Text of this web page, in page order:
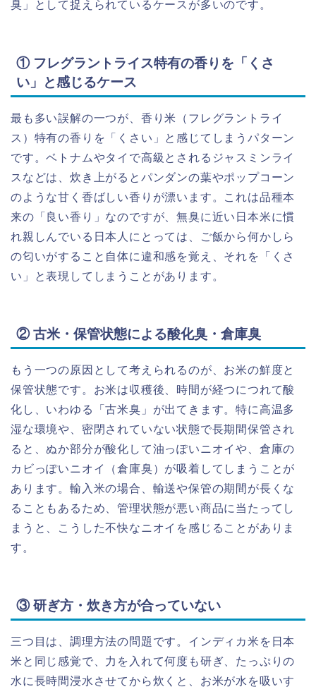
臭」として捉えられているケースが多いのです。
① フレグラントライス特有の香りを「くさ
い」と感じるケース
最も多い誤解の一つが、香り米（フレグラントライ
ス）特有の香りを「くさい」と感じてしまうパターン
です。ベトナムやタイで高級とされるジャスミンライ
スなどは、炊き上がるとパンダンの葉やポップコーン
のような甘く香ばしい香りが漂います。これは品種本
来の「良い香り」なのですが、無臭に近い日本米に慣
れ親しんでいる日本人にとっては、ご飯から何かしら
の匂いがすること自体に違和感を覚え、それを「くさ
い」と表現してしまうことがあります。
② 古米・保管状態による酸化臭・倉庫臭
もう一つの原因として考えられるのが、お米の鮮度と
保管状態です。お米は収穫後、時間が経つにつれて酸
化し、いわゆる「古米臭」が出てきます。特に高温多
湿な環境や、密閉されていない状態で長期間保管され
ると、ぬか部分が酸化して油っぽいニオイや、倉庫の
カビっぽいニオイ（倉庫臭）が吸着してしまうことが
あります。輸入米の場合、輸送や保管の期間が長くな
ることもあるため、管理状態が悪い商品に当たってし
まうと、こうした不快なニオイを感じることがありま
す。
③ 研ぎ方・炊き方が合っていない
三つ目は、調理方法の問題です。インディカ米を日本
米と同じ感覚で、力を入れて何度も研ぎ、たっぷりの
水に長時間浸水させてから炊くと、お米が水を吸いす